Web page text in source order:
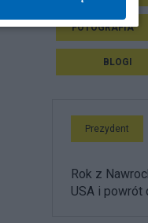
FOTOGRAFIA
BLOGI
Prezydent
Rok z
USA i powrót